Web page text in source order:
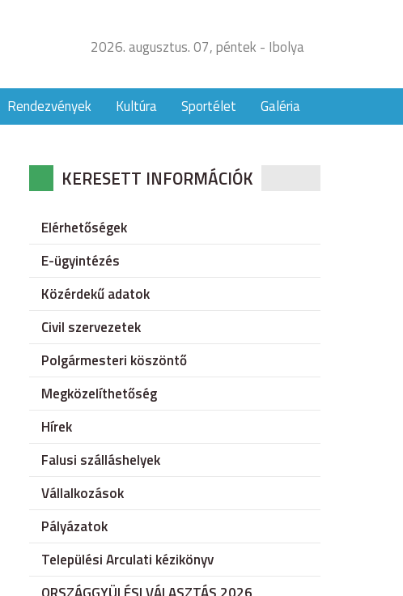
2026. augusztus. 07, péntek - Ibolya
Rendezvények Kultúra Sportélet Galéria
KERESETT INFORMÁCIÓK
Elérhetőségek
E-ügyintézés
Közérdekű adatok
Civil szervezetek
Polgármesteri köszöntő
Megközelíthetőség
Hírek
Falusi szálláshelyek
Vállalkozások
Pályázatok
Települési Arculati kézikönyv